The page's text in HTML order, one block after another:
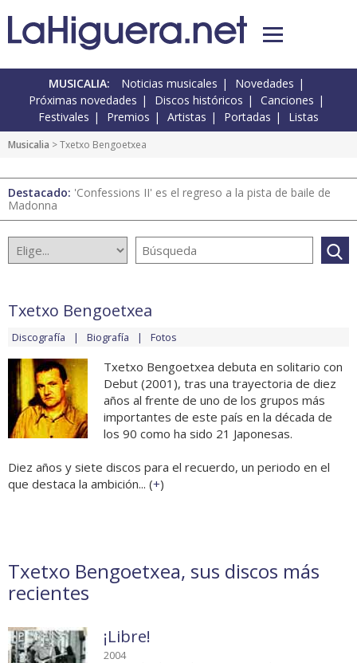
MUSICALIA: Noticias musicales
Novedades
Próximas novedades
Discos históricos
Canciones
Festivales
Premios Artistas Portadas Listas
Musicalia > Txetxo Bengoetxea
Destacado: 'Confessions II' es el regreso a la pista de baile de
Madonna
Txetxo Bengoetxea
Discografía Biografía Fotos
Txetxo Bengoetxea debuta en solitario con
Debut (2001), tras una trayectoria de diez
años al frente de uno de los grupos más
importantes de este país en la década de
los 90 como ha sido 21 Japonesas.
Diez años y siete discos para el recuerdo, un periodo en el
que destaca la ambición... (+)
Txetxo Bengoetxea, sus discos más
recientes
¡Libre!
2004